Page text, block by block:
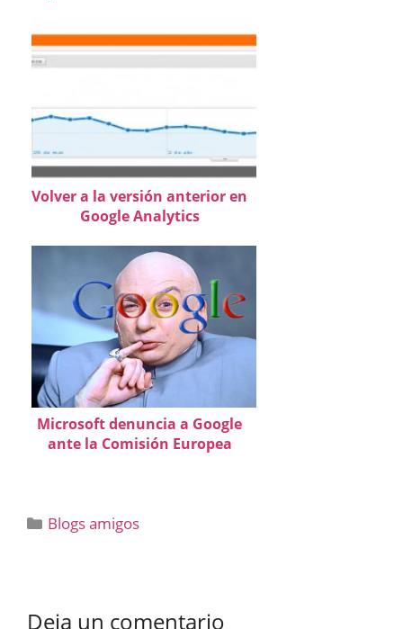
Volver a la versión anterior en
Google Analytics
Microsoft denuncia a Google
ante la Comisión Europea
Categorías
Blogs amigos
Deja un comentario